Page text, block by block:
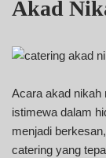
Akad
Acara akad nikah
istimewa dalam
menjadi
catering yang